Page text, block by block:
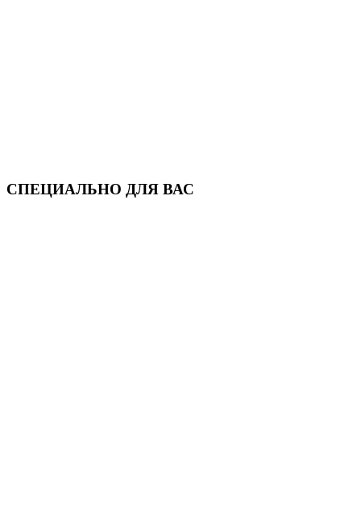
СПЕЦИАЛЬНО ДЛЯ ВАС